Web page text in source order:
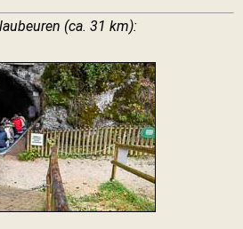
(ca. 31 km):